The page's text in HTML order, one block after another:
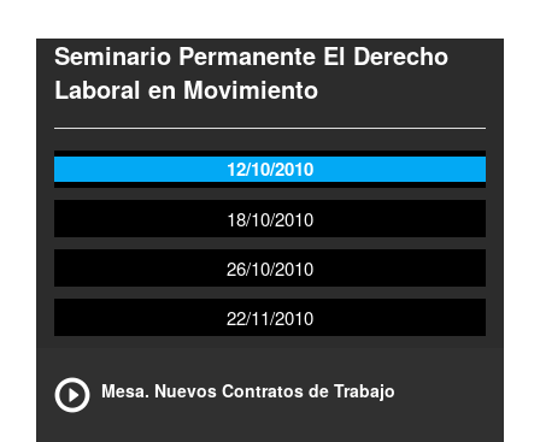
Seminario Permanente El Derecho
Laboral en Movimiento
12/10/2010
18/10/2010
26/10/2010
22/11/2010
Mesa. Nuevos Contratos de Trabajo